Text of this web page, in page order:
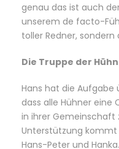
genau das ist auch
unserem de facto-
toller Redner,
Die Truppe der
Hans hat die Aufgabe
dass alle Hühner eine
in ihrer Gemeinschaft
Unterstützung kommt
Hans-Peter und Hanka.